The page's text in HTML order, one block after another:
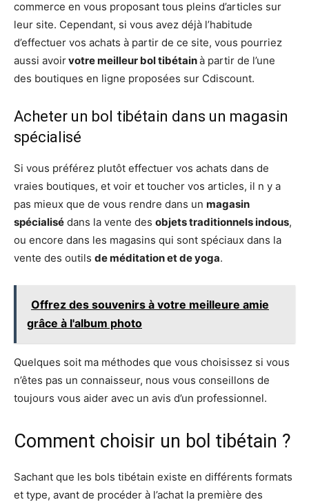
commerce en vous proposant tous pleins d’articles sur
leur site. Cependant, si vous avez déjà l’habitude
d’effectuer vos achats à partir de ce site, vous pourriez
aussi avoirvotre meilleur bol tibétainà partir de l’une
des boutiques en ligne proposées sur Cdiscount.
Acheter un bol tibétain dans un magasin
spécialisé
Si vous préférez plutôt effectuer vos achats dans de
vraies boutiques, et voir et toucher vos articles, il n y a
pas mieux que de vous rendre dans un magasin
spécialisé dans la vente des objets traditionnels indous,
ou encore dans les magasins qui sont spéciaux dans la
vente des outils de méditation et de yoga.
Offrez des souvenirs à votre meilleure amie
grâce à l'album photo
Quelques soit ma méthodes que vous choisissez si vous
n’êtes pas un connaisseur, nous vous conseillons de
toujours vous aider avec un avis d’un professionnel.
Comment choisir un bol tibétain ?
Sachant que les bols tibétain existe en différents formats
et type, avant de procéder à l’achat la première des